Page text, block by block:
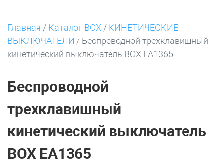
Главная / Каталог BOX / КИНЕТИЧЕСКИЕ
ВЫКЛЮЧАТЕЛИ / Беспроводной трехклавишный
кинетический выключатель BOX EA1365
Беспроводной
трехклавишный
кинетический выключатель
BOX EA1365